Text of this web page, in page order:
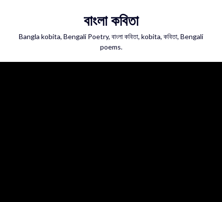
বাংলা কবিতা
Bangla kobita, Bengali Poetry, বাংলা কবিতা, kobita, কবিতা, Bengali
poems.